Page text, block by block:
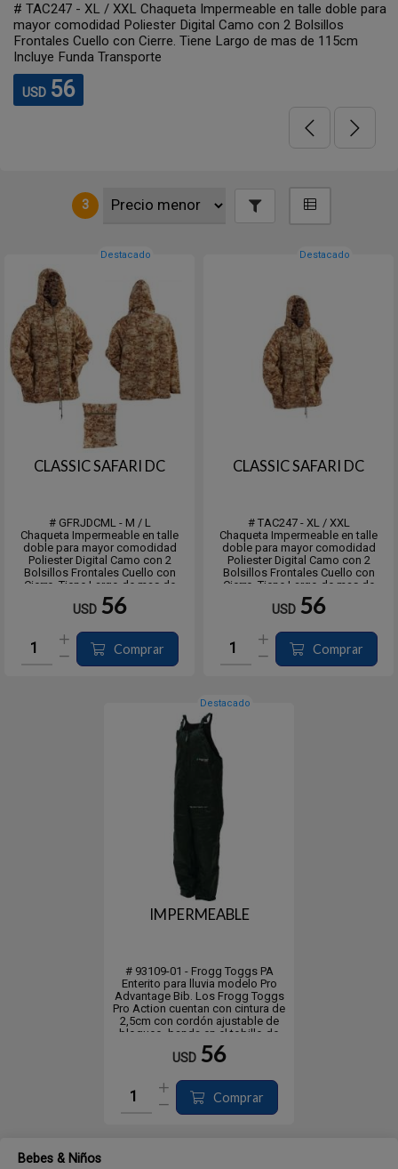
Bebes & Niños
# TAC247 - XL / XXL Chaqueta Impermeable en talle doble para
mayor comodidad Poliester Digital Camo con 2 Bolsillos
Frontales Cuello con Cierre. Tiene Largo de mas de 115cm
Incluye Funda Transporte
USD 56
3
Destacado
CLASSIC SAFARI DC
# GFRJDCML - M / L
Chaqueta Impermeable en talle
doble para mayor comodidad
Poliester Digital Camo con 2
Bolsillos Frontales Cuello con
Cierre. Tiene Largo de mas de
115cm
Incluye Funda Transporte - * Hay
USD 56
Comprar
Destacado
CLASSIC SAFARI DC
# TAC247 - XL / XXL
Chaqueta Impermeable en talle
doble para mayor comodidad
Poliester Digital Camo con 2
Bolsillos Frontales Cuello con
Cierre. Tiene Largo de mas de
115cm
Incluye Funda Transporte
USD 56
Comprar
Destacado
IMPERMEABLE
# 93109-01 - Frogg Toggs PA
Enterito para lluvia modelo Pro
Advantage Bib. Los Frogg Toggs
Pro Action cuentan con cintura de
2,5cm con cordón ajustable de
bloqueo, banda en el tobillo de
2,5cm, aberturas en las piernas
con cremallera de 20cm, bolsillos
expansible de 10c...
USD 56
Comprar